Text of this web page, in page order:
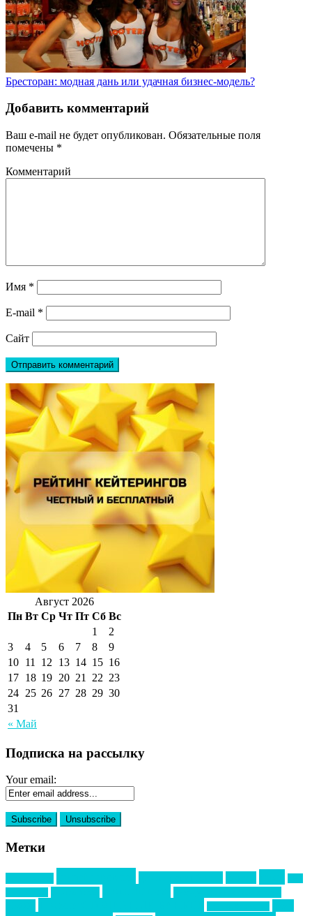
Бресторан: модная дань или удачная бизнес-модель?
Добавить комментарий
Ваш e-mail не будет опубликован. Обязательные поля
помечены *
Комментарий
Имя *
E-mail *
Сайт
Август 2026
Пн Вт Ср Чт Пт Сб Вс
« Май
1
2
3
4 5 6 7 8
9
10 11 12 13 14 15 16
17 18 19 20 21 22 23
24 25 26 27 28 29 30
31
Подписка на рассылку
Your email:
Метки